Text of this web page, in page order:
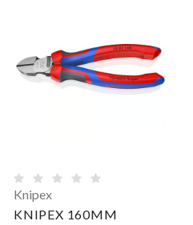
Knipex
KNIPEX 160MM